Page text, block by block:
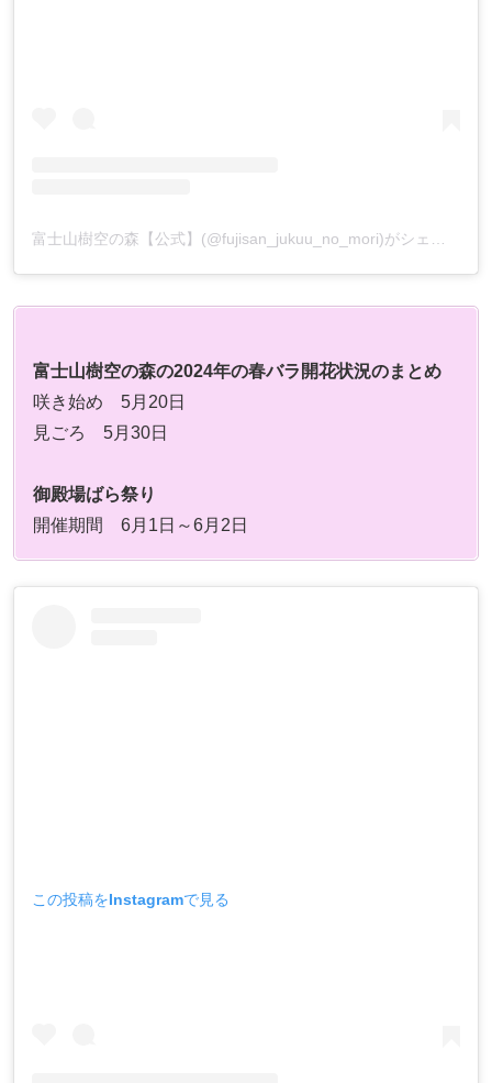
富士山樹空の森の2024年の春バラ開花状況のまとめ
咲き始め 5月20日
見ごろ 5月30日
御殿場ばら祭り
開催期間 6月1日～6月2日
この投稿をInstagramで見る